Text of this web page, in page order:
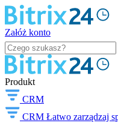
Załóż konto
Produkt
CRM
CRM Łatwo zarządzaj